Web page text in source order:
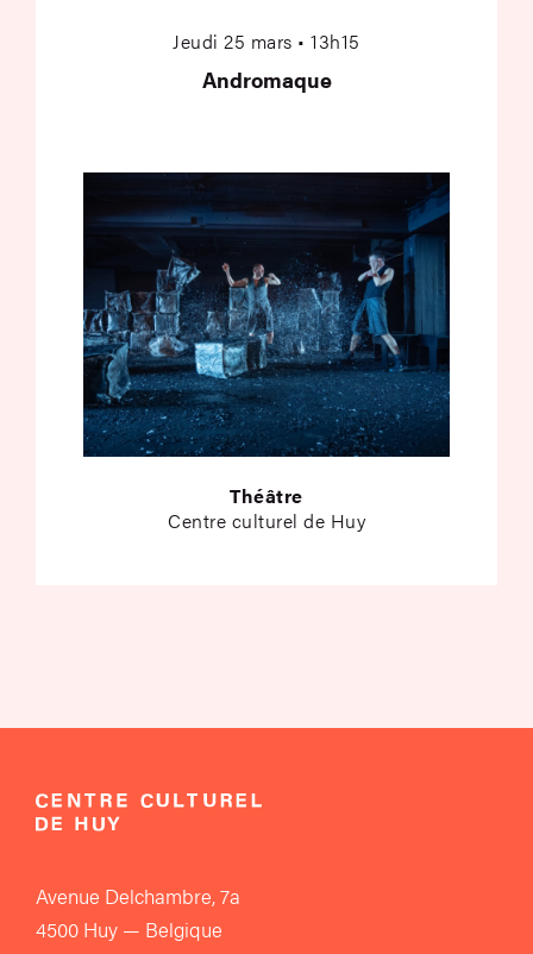
Jeudi 25 mars • 13h15
Andromaque
Théâtre
Centre culturel de Huy
Avenue Delchambre, 7a
4500 Huy — Belgique